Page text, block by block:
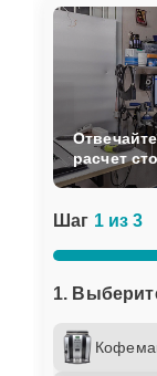
Шаг 1 из 3
1.
расчет